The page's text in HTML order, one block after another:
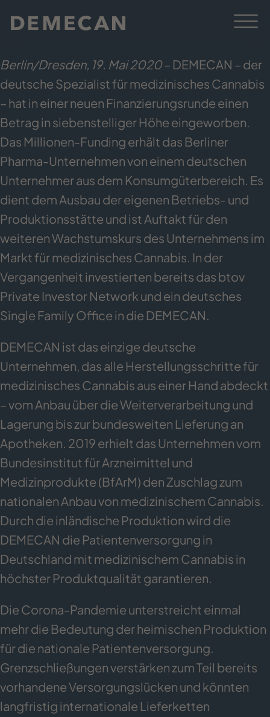
Berlin/Dresden, 19. Mai 2020– DEMECAN – der
deutsche Spezialist für medizinisches Cannabis
– hat in einer neuen Finanzierungsrunde einen
Betrag in siebenstelliger Höhe eingeworben.
Das Millionen-Funding erhält das Berliner
Pharma-Unternehmen von einem deutschen
Unternehmer aus dem Konsumgüterbereich. Es
dient dem Ausbau der eigenen Betriebs- und
Produktionsstätte und ist Auftakt für den
weiteren Wachstumskurs des Unternehmens im
Markt für medizinisches Cannabis. In der
Vergangenheit investierten bereits das btov
Private Investor Network und ein deutsches
Single Family Office in die DEMECAN.
DEMECAN ist das einzige deutsche
Unternehmen, das alle Herstellungsschritte für
medizinisches Cannabis aus einer Hand abdeckt
– vom Anbau über die Weiterverarbeitung und
Lagerung bis zur bundesweiten Lieferung an
Apotheken. 2019 erhielt das Unternehmen vom
Bundesinstitut für Arzneimittel und
Medizinprodukte (BfArM) den Zuschlag zum
nationalen Anbau von medizinischem Cannabis.
Durch die inländische Produktion wird die
DEMECAN die Patientenversorgung in
Deutschland mit medizinischem Cannabis in
höchster Produktqualität garantieren.
Die Corona-Pandemie unterstreicht einmal
mehr die Bedeutung der heimischen Produktion
für die nationale Patientenversorgung.
Grenzschließungen verstärken zum Teil bereits
vorhandene Versorgungslücken und könnten
langfristig internationale Lieferketten